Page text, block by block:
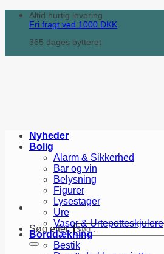
Altid hurtig levering
Fri fragt ved 1000 DKK
365 dages bytteret
Søg efter:
Nyheder
Bolig
Alarm & Sikkerhed
Bar og vin
Belysning
Figurer
Lysestager
Ure
Vaser & Urtepotteskjulere
Borddækning
Bestik